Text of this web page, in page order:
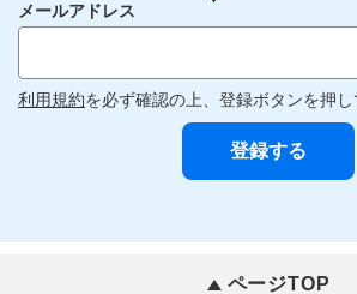
メールアドレス
利用規約を必ず確認の上、登録ボタンを押し
ページTOP